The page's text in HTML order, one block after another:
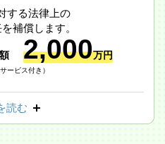
する法律上の
補償します。
2,000万円
ービス付き）
読む